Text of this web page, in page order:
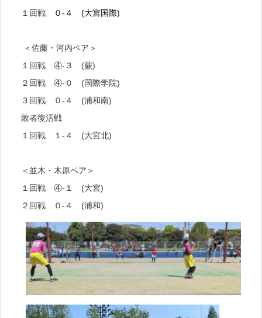
１回戦 ０-４ (大宮国際)
＜佐藤・河内ペア＞
１回戦 ④-３ (蕨)
２回戦 ④-０ (国際学院)
３回戦 ０-４ (浦和南)
敗者復活戦
１回戦 １-４ (大宮北)
＜並木・木原ペア＞
１回戦 ④-１ (大宮)
２回戦 ０-４ (浦和)